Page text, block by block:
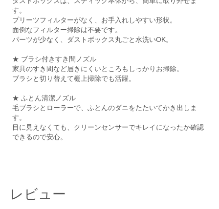
す。
プリーツフィルターがなく、お手入れしやすい形状。
面倒なフィルター掃除は不要です。
パーツが少なく、ダストボックス丸ごと水洗いOK。
★ ブラシ付きすき間ノズル
家具のすき間など届きにくいところもしっかりお掃除。
ブラシと切り替えて棚上掃除でも活躍。
★ ふとん清潔ノズル
毛ブラシとローラーで、ふとんのダニをたたいてかき出しま
す。
目に見えなくても、クリーンセンサーでキレイになったか確認
できるので安心。
レビュー